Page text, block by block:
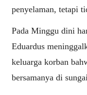
penyelaman, tetapi
Pada Minggu dini
Eduardus
keluarga korban
bersamanya di